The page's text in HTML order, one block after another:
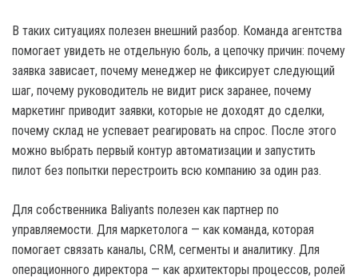
В таких ситуациях полезен внешний разбор. Команда агентства
помогает увидеть не отдельную боль, а цепочку причин: почему
заявка зависает, почему менеджер не фиксирует следующий
шаг, почему руководитель не видит риск заранее, почему
маркетинг приводит заявки, которые не доходят до сделки,
почему склад не успевает реагировать на спрос. После этого
можно выбрать первый контур автоматизации и запустить
пилот без попытки перестроить всю компанию за один раз.
Для собственника Baliyants полезен как партнер по
управляемости. Для маркетолога — как команда, которая
помогает связать каналы, CRM, сегменты и аналитику. Для
операционного директора — как архитекторы процессов, ролей